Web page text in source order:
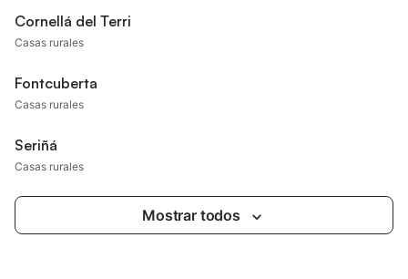
Cornellá del Terri
Casas rurales
Fontcuberta
Casas rurales
Seriñá
Casas rurales
Mostrar todos